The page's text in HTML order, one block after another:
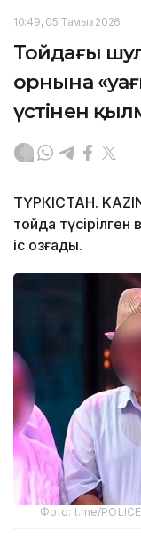
10:49, 05 Тамыз 2026
Тойдағы
орнына
үстінен
ТҮРКІСТАН.
тойда түсірілген
іс қозғады.
Фото: t.me/